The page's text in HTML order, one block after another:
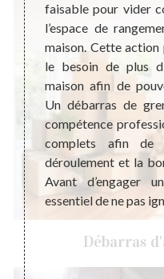
Débarras
est
de
être
et la
veut
faisable pour vider
l’espace de
maison. Cette
le besoin de plus
maison afin de
Un débarras de
compétence
complets afin de
déroulement et la
Avant d’engager
essentiel de ne pas